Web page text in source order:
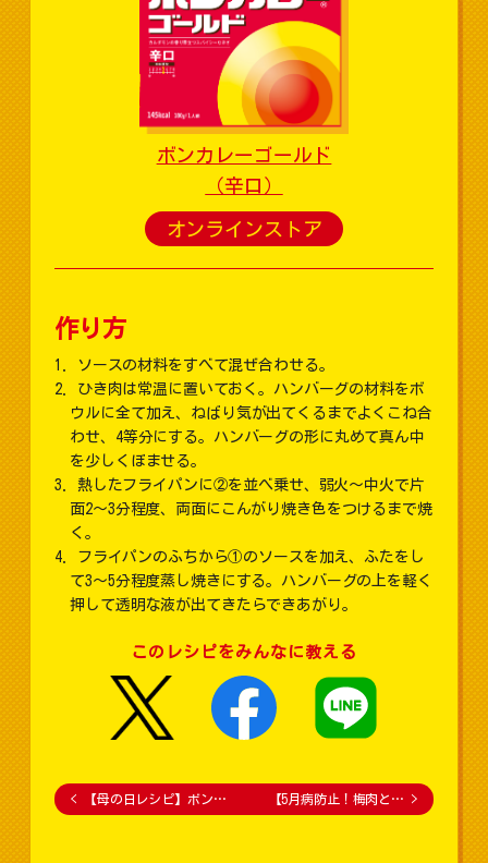
ボンカレーゴールド
（辛口）
オンラインストア
作り方
ソースの材料をすべて混ぜ合わせる。
ひき肉は常温に置いておく。ハンバーグの材料をボ
ウルに全て加え、ねばり気が出てくるまでよくこね合
わせ、4等分にする。ハンバーグの形に丸めて真ん中
を少しくぼませる。
熱したフライパンに②を並べ乗せ、弱火～中火で片
面2～3分程度、両面にこんがり焼き色をつけるまで焼
く。
フライパンのふちから①のソースを加え、ふたをし
て3～5分程度蒸し焼きにする。ハンバーグの上を軽く
押して透明な液が出てきたらできあがり。
このレシピをみんなに教える
< 【母の日レシピ】ボン… 【5月病防止！梅肉と… >